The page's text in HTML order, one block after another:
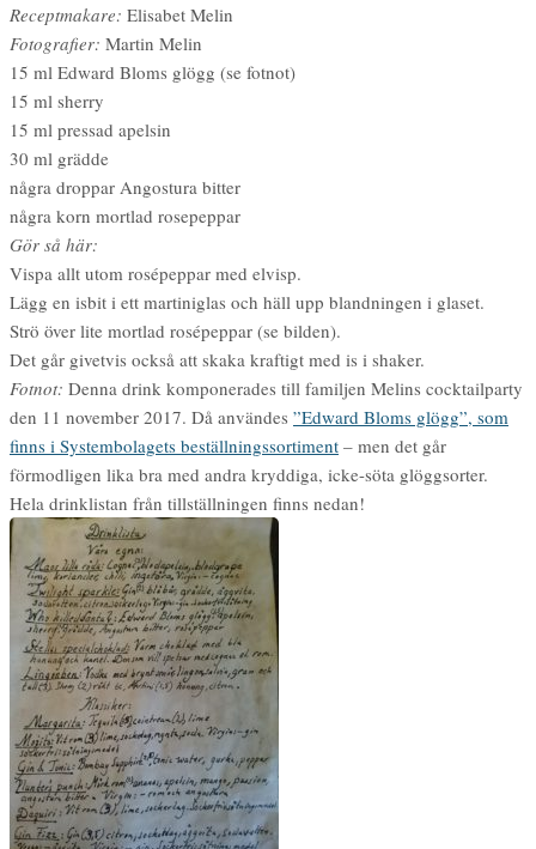
Receptmakare: Elisabet Melin
Fotografier: Martin Melin
15 ml Edward Bloms glögg (se fotnot)
15 ml sherry
15 ml pressad apelsin
30 ml grädde
några droppar Angostura bitter
några korn mortlad rosepeppar
Gör så här:
Vispa allt utom rosépeppar med elvisp.
Lägg en isbit i ett martiniglas och häll upp blandningen i glaset.
Strö över lite mortlad rosépeppar (se bilden).
Det går givetvis också att skaka kraftigt med is i shaker.
Fotnot: Denna drink komponerades till familjen Melins cocktailparty
den 11 november 2017. Då användes ”Edward Bloms glögg”, som
finns i Systembolagets beställningssortiment – men det går
förmodligen lika bra med andra kryddiga, icke-söta glöggsorter.
Hela drinklistan från tillställningen finns nedan!